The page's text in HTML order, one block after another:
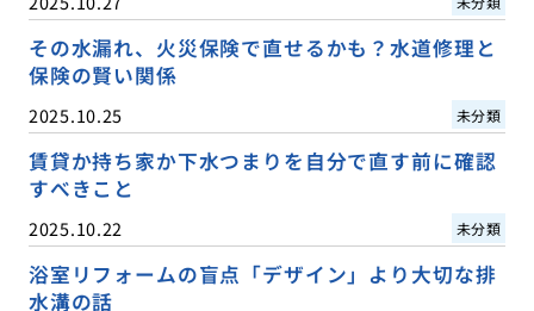
その水漏れ、火災保険で直せるかも？水道修理と
保険の賢い関係
2025.10.25 未分類
賃貸か持ち家か下水つまりを自分で直す前に確認
すべきこと
2025.10.22 未分類
浴室リフォームの盲点「デザイン」より大切な排
水溝の話